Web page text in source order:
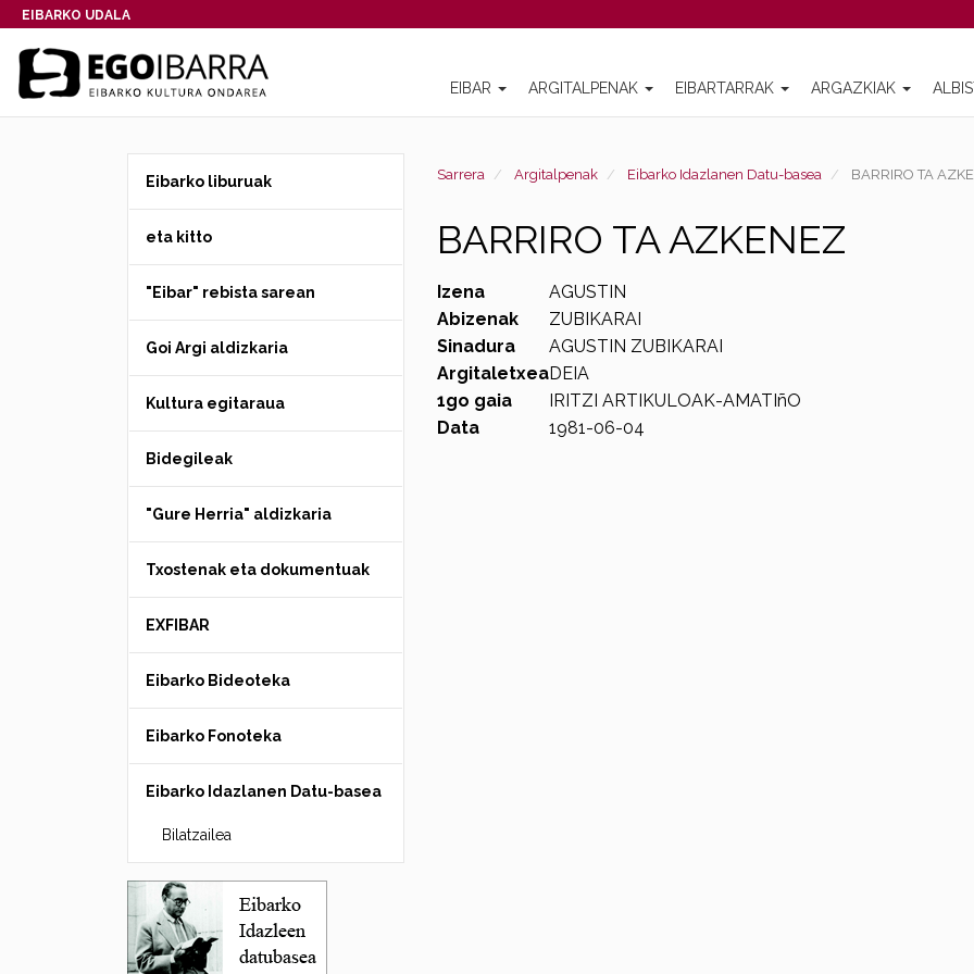
EIBARKO UDALA
EIBAR ARGITALPENAK EIBARTARRAK ARGAZKIAK
Sarrera Argitalpenak Eibarko Idazlanen Datu-basea BARRIRO TA
BARRIRO TA AZKENEZ
Izena
AGUSTIN
Abizenak
ZUBIKARAI
Sinadura
AGUSTIN ZUBIKARAI
ArgitaletxeaDEIA
1go gaia
IRITZI ARTIKULOAK-AMATIñO
Data
1981-06-04
Eibarko liburuak
eta kitto
"Eibar" rebista sarean
Goi Argi aldizkaria
Kultura egitaraua
Bidegileak
"Gure Herria" aldizkaria
Txostenak eta dokumentuak
EXFIBAR
Eibarko Bideoteka
Eibarko Fonoteka
Eibarko Idazlanen Datu-basea
Bilatzailea